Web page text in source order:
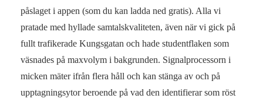
påslaget i appen (som du kan ladda ned gratis). Alla vi
pratade med hyllade samtalskvaliteten, även när vi gick på
fullt trafikerade Kungsgatan och hade studentflaken som
väsnades på maxvolym i bakgrunden. Signalprocessorn i
micken mäter ifrån flera håll och kan stänga av och på
upptagningsytor beroende på vad den identifierar som röst